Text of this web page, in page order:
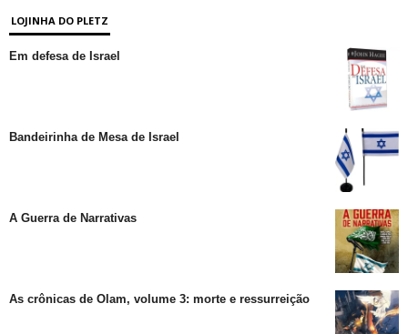
LOJINHA DO PLETZ
Em defesa de Israel
Bandeirinha de Mesa de Israel
A Guerra de Narrativas
As crônicas de Olam, volume 3: morte e ressurreição